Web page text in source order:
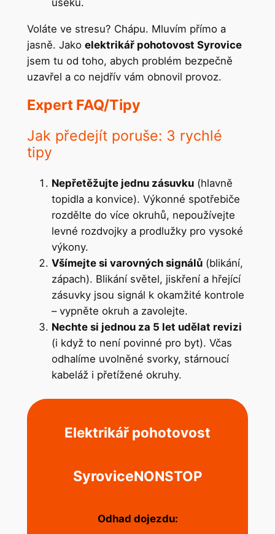
úseku.
Voláte ve stresu? Chápu. Mluvím přímo a
jasně. Jako elektrikář pohotovost Syrovice
jsem tu od toho, abych problém bezpečně
uzavřel a co nejdřív vám obnovil provoz.
Expert FAQ/Tipy
Jak předejít poruše: 3 rychlé
tipy
Nepřetěžujte jednu zásuvku(hlavně
topidla a konvice). Výkonné spotřebiče
rozdělte do více okruhů, nepoužívejte
levné rozdvojky a prodlužky pro vysoké
výkony.
Všímejte si varovných signálů(blikání,
zápach). Blikání světel, jiskření a hřející
zásuvky jsou signál k okamžité kontrole
– vypněte okruh a zavolejte.
Nechte si jednou za 5 let udělat revizi
(i když to není povinné pro byt). Včas
odhalíme uvolněné svorky, stárnoucí
kabeláž i přetížené okruhy.
Elektrikář pohotovost
SyroviceNONSTOP
Odhad dojezdu: